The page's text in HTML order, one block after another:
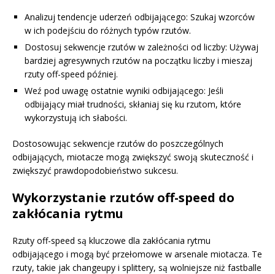
Analizuj tendencje uderzeń odbijającego: Szukaj wzorców
w ich podejściu do różnych typów rzutów.
Dostosuj sekwencje rzutów w zależności od liczby: Używaj
bardziej agresywnych rzutów na początku liczby i mieszaj
rzuty off-speed później.
Weź pod uwagę ostatnie wyniki odbijającego: Jeśli
odbijający miał trudności, skłaniaj się ku rzutom, które
wykorzystują ich słabości.
Dostosowując sekwencje rzutów do poszczególnych
odbijających, miotacze mogą zwiększyć swoją skuteczność i
zwiększyć prawdopodobieństwo sukcesu.
Wykorzystanie rzutów off-speed do
zakłócania rytmu
Rzuty off-speed są kluczowe dla zakłócania rytmu
odbijającego i mogą być przełomowe w arsenale miotacza. Te
rzuty, takie jak changeupy i splittery, są wolniejsze niż fastballe